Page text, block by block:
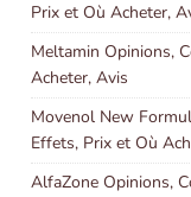
Prix et Où Acheter,
Meltamin Opinions,
Acheter, Avis
Movenol New
Effets, Prix et Où
AlfaZone Opinions,